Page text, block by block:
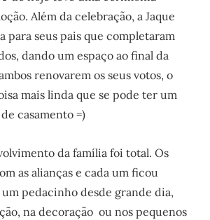
Além da celebração, a Jaque
para seus pais que completaram
dando um espaço ao final da
renovarem os seus votos, o
mais linda que se pode ter um
casamento =)
da família foi total. Os
as alianças e cada um ficou
pedacinho desde grande dia,
na decoração ou nos pequenos